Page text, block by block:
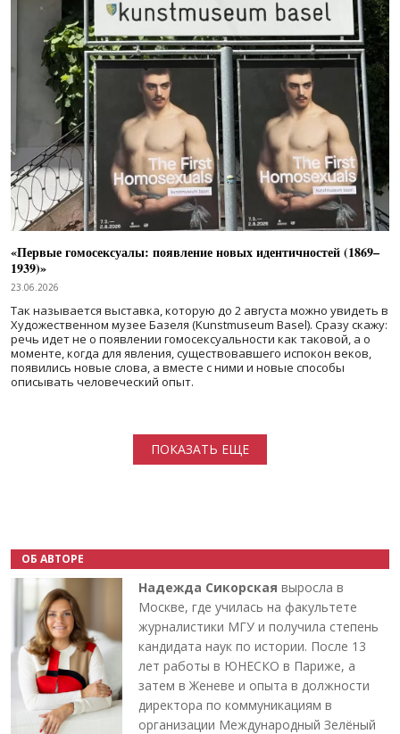
«Первые гомосексуалы: появление новых идентичностей (1869–
1939)»
23.06.2026
Так называется выставка, которую до 2 августа можно увидеть в
Художественном музее Базеля (Kunstmuseum Basel). Сразу скажу:
речь идет не о появлении гомосексуальности как таковой, а о
моменте, когда для явления, существовавшего испокон веков,
появились новые слова, а вместе с ними и новые способы
описывать человеческий опыт.
ПОКАЗАТЬ ЕЩЕ
ОБ АВТОРЕ
Надежда Сикорская выросла в
Москве, где училась на факультете
журналистики МГУ и получила степень
кандидата наук по истории. После 13
лет работы в ЮНЕСКО в Париже, а
затем в Женеве и опыта в должности
директора по коммуникациям в
организации Международный Зелёный